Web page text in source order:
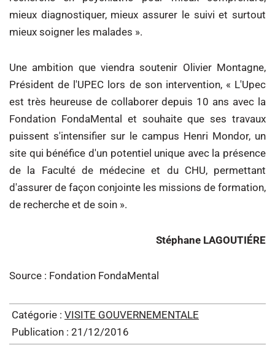
mieux diagnostiquer, mieux assurer le suivi et surtout
mieux soigner les malades ».
Une ambition que viendra soutenir Olivier Montagne,
Président de l'UPEC lors de son intervention, « L'Upec
est très heureuse de collaborer depuis 10 ans avec la
Fondation FondaMental et souhaite que ses travaux
puissent s'intensifier sur le campus Henri Mondor, un
site qui bénéfice d'un potentiel unique avec la présence
de la Faculté de médecine et du CHU, permettant
d'assurer de façon conjointe les missions de formation,
de recherche et de soin ».
Stéphane LAGOUTIÉRE
Source : Fondation FondaMental
Catégorie : VISITE GOUVERNEMENTALE
Publication : 21/12/2016